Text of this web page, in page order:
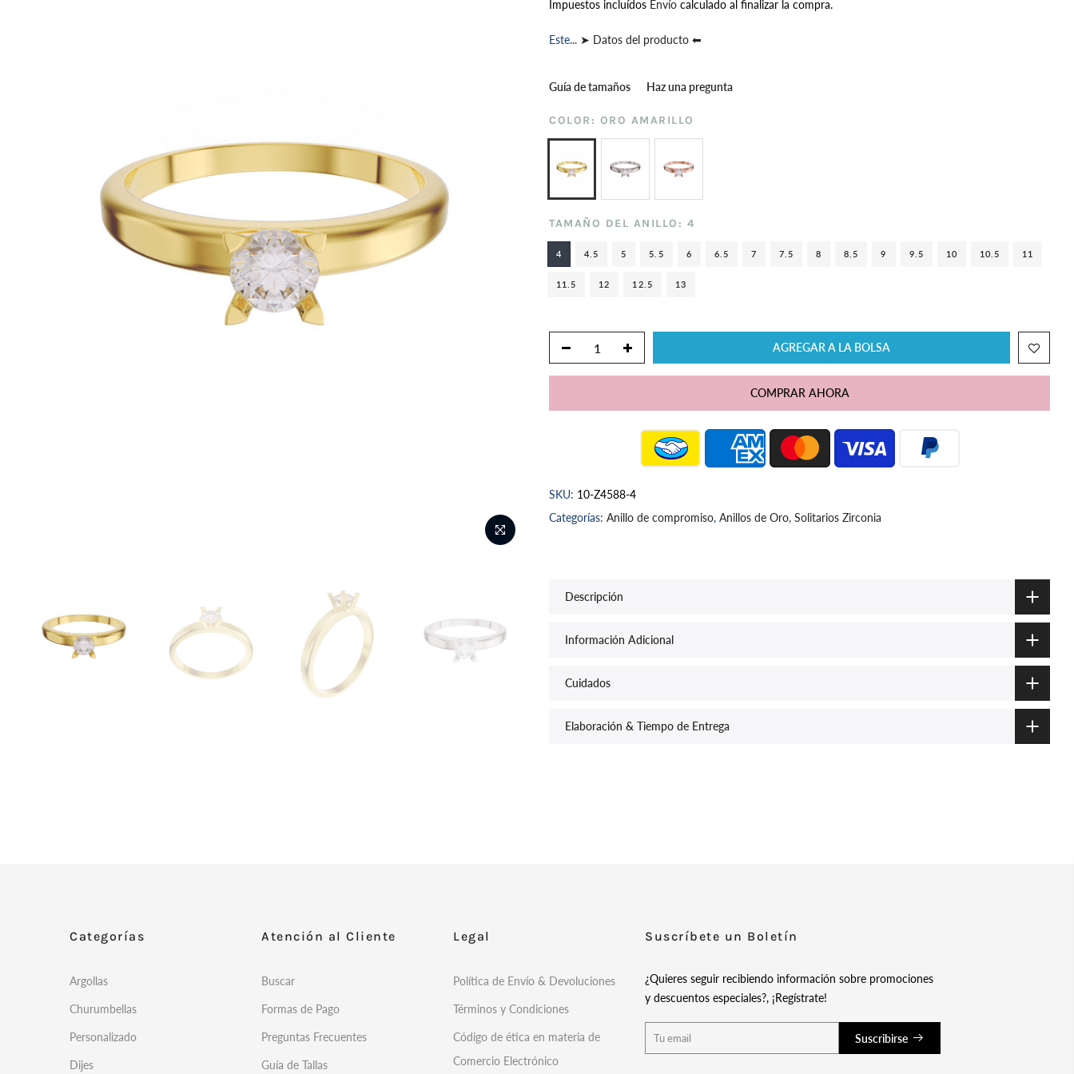
Impuestos incluídos Envío calculado al finalizar la compra.
Este... ➤ Datos del producto ⬅
Guía de tamaños Haz una pregunta
COLOR: ORO AMARILLO
TAMAÑO DEL ANILLO: 4
4 4.5 5 5.5 6 6.5 7 7.5 8 8.5 9 9.5 10 10.5 11
11.5 12 12.5 13
AGREGAR A LA BOLSA
COMPRAR AHORA
SKU: 10-Z4588-4
Categorías: Anillo de compromiso, Anillos de Oro, Solitarios Zirconia
Descripción
Información Adicional
Cuidados
Elaboración & Tiempo de Entrega
Categorías
Argollas
Churumbellas
Personalizado
Dijes
Atención al Cliente
Buscar
Formas de Pago
Preguntas Frecuentes
Guía de Tallas
Legal
Política de Envío & Devoluciones
Términos y Condiciones
Código de ética en materia de
Comercio Electrónico
Suscríbete un Boletín
¿Quieres seguir recibiendo información sobre promociones
y descuentos especiales?, ¡Regístrate!
Suscribirse